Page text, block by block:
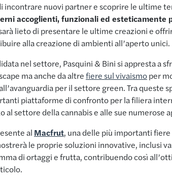
incontrare nuovi partner e scoprire le ultime
accoglienti, funzionali ed esteticamente
lieto di presentare le ultime creazioni e
alla creazione di ambienti all’aperto unici.
nel settore, Pasquini & Bini si appresta a
ma anche da altrefiere sul vivaismoper
per il settore green. Tra queste
piattaforme di confronto per la filiera
al settore della cannabis e alle sue numerose
al Macfrut, una delle più importanti
le proprie soluzioni innovative, inclusi
di ortaggi e frutta, contribuendo così